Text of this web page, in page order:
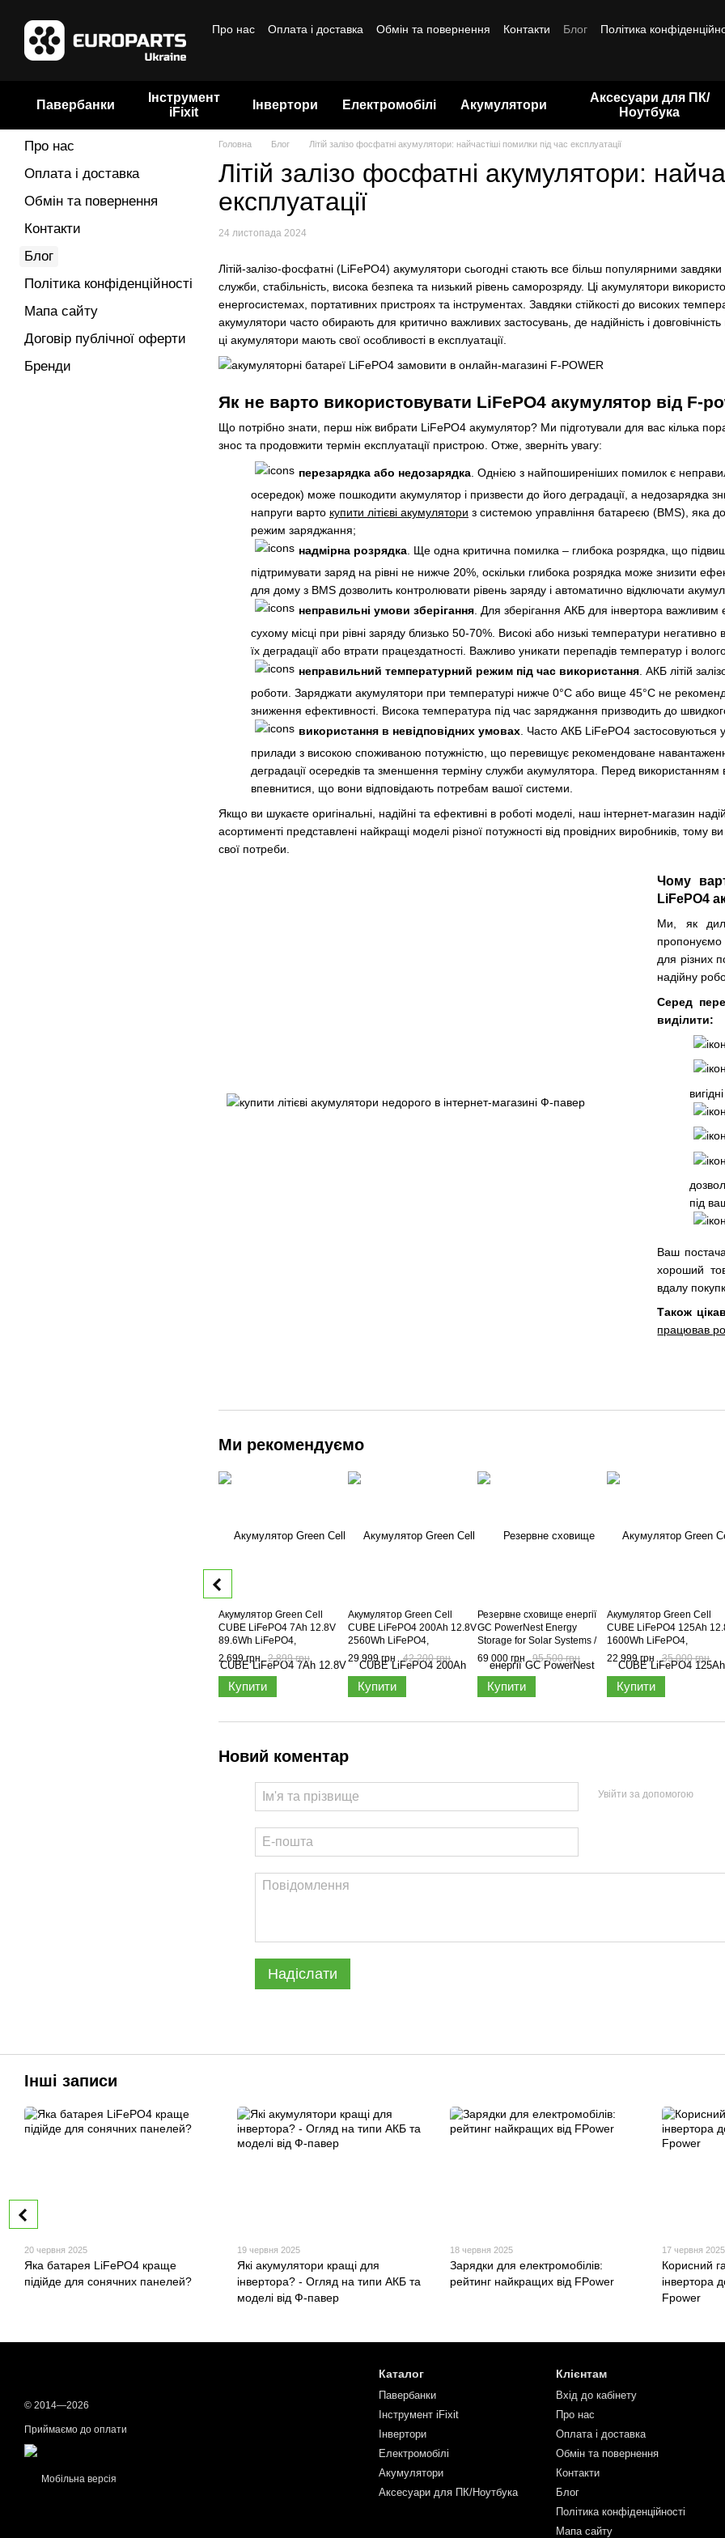
Про нас
Оплата і доставка Обмін та повернення Контакти Блог
Політика
Павербанки
Інструмент
iFixit
Інвертори Електромобілі Акумулятори
Аксесуари для ПК/
Ноутбука
Головна Блог Літій залізо фосфатні акумулятори: найчастіші помилки під час експлуатації
Літій залізо фосфатні акумулятори:
експлуатації
24 листопада 2024
Літій-залізо-фосфатні (LiFePO4) акумулятори сьогодні стають все більш популярними
служби, стабільність, висока безпека та низький рівень саморозряду. Ці акумулятори
енергосистемах, портативних пристроях та інструментах. Завдяки стійкості до високих
акумулятори часто обирають для критично важливих застосувань, де надійність і
ці акумулятори мають свої особливості в експлуатації.
Як не варто використовувати LiFePO4 акумулятор від F-
Що потрібно знати, перш ніж вибрати LiFePO4 акумулятор? Ми підготували для вас кілька
знос та продовжити термін експлуатації пристрою. Отже, зверніть увагу:
перезарядка або недозарядка . Однією з найпоширеніших помилок є
осередок) може пошкодити акумулятор і призвести до його деградації, а недозарядка
напруги варто купити літієві акумулятори з системою управління батареєю (BMS), яка
режим заряджання;
надмірна розрядка . Ще одна критична помилка – глибока розрядка, що
підтримувати заряд на рівні не нижче 20%, оскільки глибока розрядка може знизити
для дому з BMS дозволить контролювати рівень заряду і автоматично відключати
неправильні умови зберігання . Для зберігання АКБ для інвертора
сухому місці при рівні заряду близько 50-70%. Високі або низькі температури
їх деградації або втрати працездатності. Важливо уникати перепадів температур і
неправильний температурний режим під час використання . АКБ літій
роботи. Заряджати акумулятори при температурі нижче 0°C або вище 45°C не
зниження ефективності. Висока температура під час заряджання призводить до
використання в невідповідних умовах . Часто АКБ LiFePO4 застосовуються
прилади з високою споживаною потужністю, що перевищує рекомендоване
деградації осередків та зменшення терміну служби акумулятора. Перед
впевнитися, що вони відповідають потребам вашої системи.
Якщо ви шукаєте оригінальні, надійні та ефективні в роботі моделі, наш інтернет-магазин
асортименті представлені найкращі моделі різної потужності від провідних виробників,
свої потреби.
Чому
LiFePO4
Ми, як
для різних
надійну
Серед
виділити:
під
Ваш
хороший
вдалу
Також
працював
Ми рекомендуємо
Акумулятор Green Cell
CUBE LiFePO4 7Ah 12.8V
89.6Wh LiFePO4,
LFPGC12V7AH
2 699 грн 2 899 грн
Купити
Акумулятор Green Cell
CUBE LiFePO4 200Ah 12.8V
2560Wh LiFePO4,
LFPGC12V200AH
29 999 грн 42 200 грн
Купити
Резервне сховище енергії
GC PowerNest Energy
Storage for Solar Systems /
LiFePO4 Battery, ESGC01
69 000 грн 95 500 грн
Купити
Акумулятор Green Cell
CUBE LiFePO4 125Ah
1600Wh LiFePO4,
LFPGC12V125AH
22 999 грн 35 000 грн
Купити
Новий коментар
Увійти за допомогою
Надіслати
Про нас
Оплата і доставка
Обмін та повернення
Контакти
Блог
Політика конфіденційності
Мапа сайту
Договір публічної оферти
Бренди
Інші записи
20 червня 2025
Яка батарея LiFePO4 краще
підійде для сонячних панелей?
19 червня 2025
Які акумулятори кращі для
інвертора? - Огляд на типи АКБ та
моделі від Ф-павер
18 червня 2025
Зарядки для електромобілів:
рейтинг найкращих від FPower
17 червня 2025
Корисний
інвертора
Fpower
© 2014—2026
Приймаємо до оплати
Мобільна версія
Каталог
Павербанки
Інструмент iFixit
Інвертори
Електромобілі
Акумулятори
Аксесуари для ПК/Ноутбука
Клієнтам
Вхід до кабінету
Про нас
Оплата і доставка
Обмін та повернення
Контакти
Блог
Політика конфіденційності
Мапа сайту